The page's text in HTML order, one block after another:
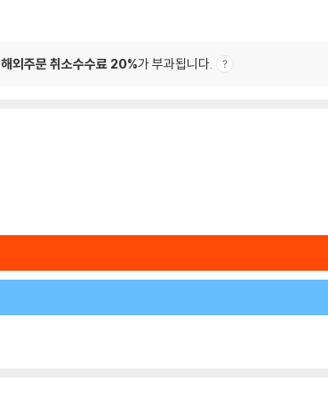
해외주문 취소수수료 20%가 부과됩니다.